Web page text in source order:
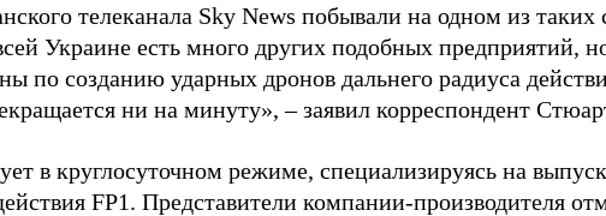
телеканала Sky News побывали на одном из таких
Украине есть много других подобных предприятий,
по созданию ударных дронов дальнего радиуса
ни на минуту», – заявил корреспондент
в круглосуточном режиме, специализируясь на
FP1. Представители компании-производителя